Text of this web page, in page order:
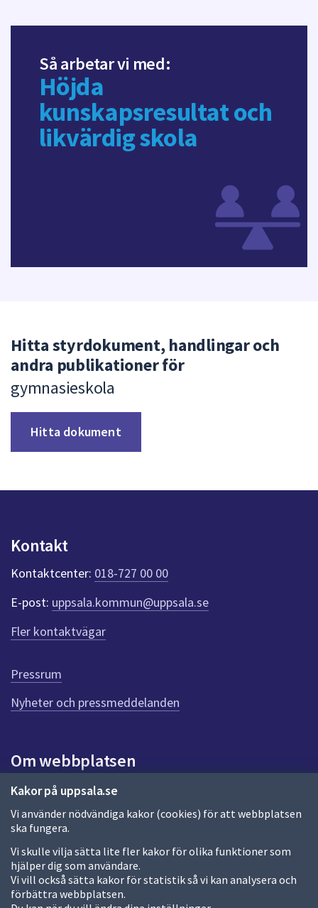
Kakor på uppsala.se
Vi använder nödvändiga kakor (cookies) för att webbplatsen
ska fungera.
Vi skulle vilja sätta lite fler kakor för olika funktioner som
hjälper dig som användare.
Vi vill också sätta kakor för statistik så vi kan analysera och
förbättra webbplatsen.
Så arbetar vi med:
Höjda
kunskapsresultat och
likvärdig skola
Hitta styrdokument, handlingar och
andra publikationer för
gymnasieskola
Hitta dokument
Kontakt
Kontaktcenter: 018-727 00 00
E-post: uppsala.kommun@uppsala.se
Fler kontaktvägar
Pressrum
Nyheter och pressmeddelanden
Om webbplatsen
Om webbplatsen
Allmänna handlingar och diarium
Behandling av personuppgifter
Kakor
Språk (other languages)